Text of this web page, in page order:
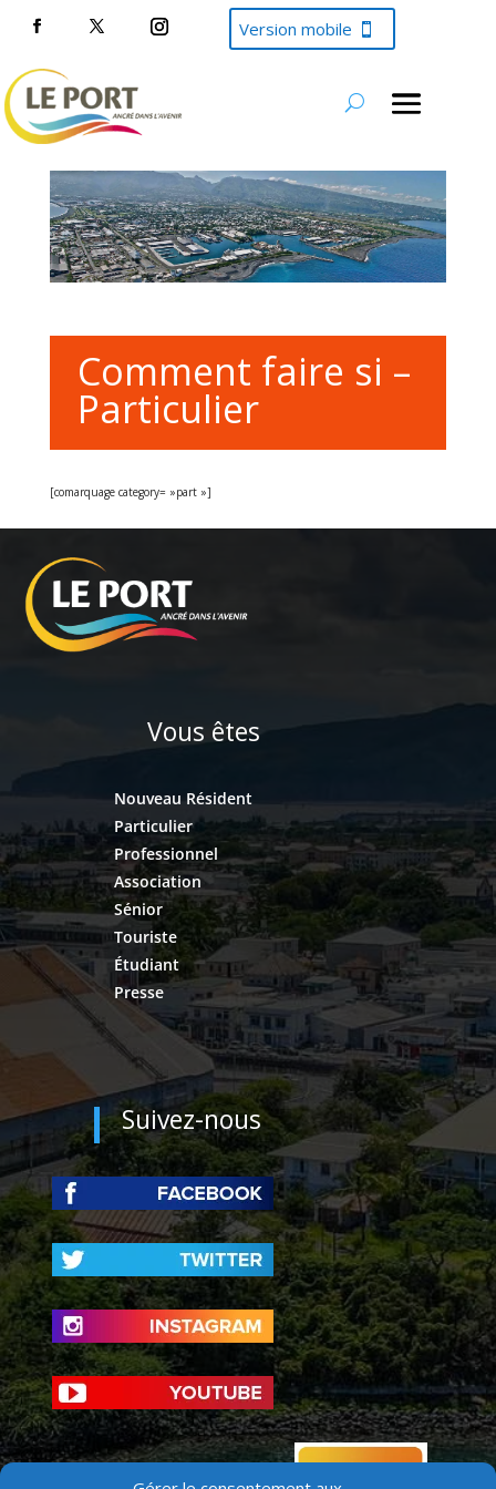
Version mobile
Comment faire si –
Particulier
[comarquage category= »part »]
Vous êtes
Nouveau Résident
Particulier
Professionnel
Association
Sénior
Touriste
Étudiant
Presse
Suivez-nous